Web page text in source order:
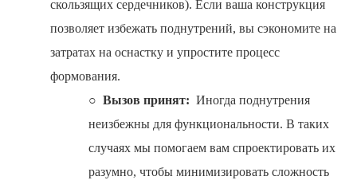
скользящих сердечников). Если ваша конструкция
позволяет избежать поднутрений, вы сэкономите на
затратах на оснастку и упростите процесс
формования.
○ Вызов принят: Иногда поднутрения
неизбежны для функциональности. В таких
случаях мы помогаем вам спроектировать их
разумно, чтобы минимизировать сложность